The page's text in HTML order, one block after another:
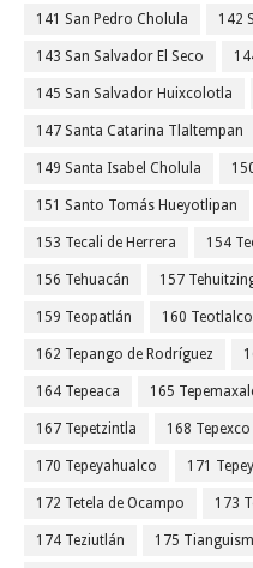
141 San Pedro Cholula 142
143 San Salvador El Seco
145 San Salvador Huixcolotla
147 Santa Catarina Tlaltempan
149 Santa Isabel Cholula
151 Santo Tomás Hueyotlipan
153 Tecali de Herrera 154
156 Tehuacán 157
159 Teopatlán 160 Teotlalco
162 Tepango de Rodríguez
164 Tepeaca 165
167 Tepetzintla 168 Tepexco
170 Tepeyahualco 171
172 Tetela de Ocampo 173
174 Teziutlán 175